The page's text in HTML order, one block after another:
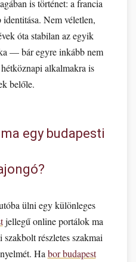
is történet: a francia
Nem véletlen,
óta stabilan az egyik
— bár egyre inkább nem
alkalmakra is
belőle.
egy budapesti
ülni egy különleges
jellegű online portálok ma
részletes szakmai
Ha bor budapest